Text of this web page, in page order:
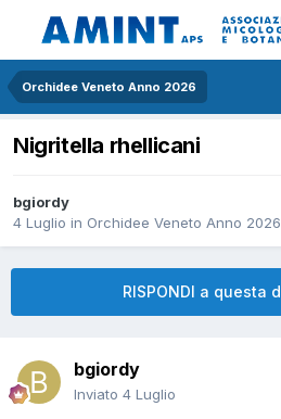
Orchidee Veneto Anno 2026
Nigritella rhellicani
bgiordy
4 Luglio in Orchidee Veneto Anno 2026
RISPONDI a questa
bgiordy
Inviato 4 Luglio